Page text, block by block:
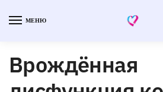
МЕНЮ
Врождённая